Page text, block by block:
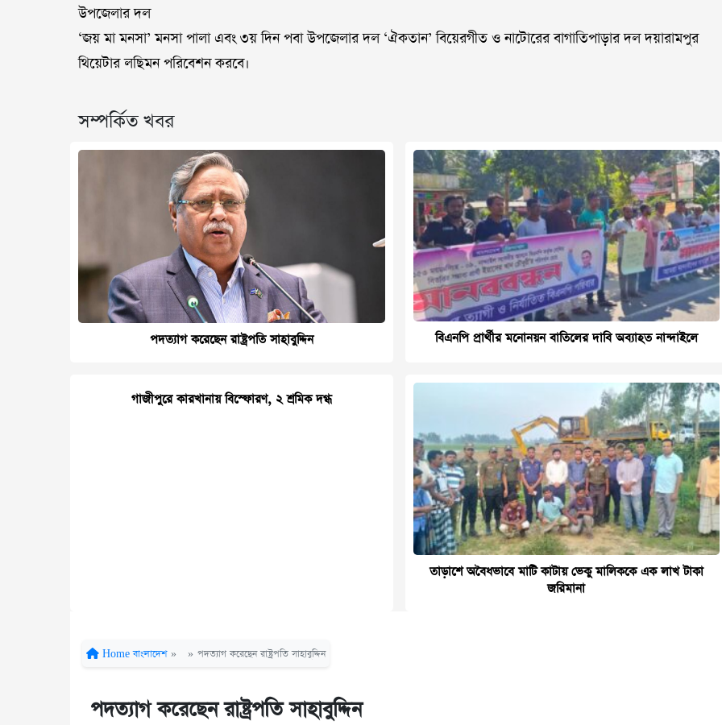
উপজেলার দল
‘জয় মা মনসা’ মনসা পালা এবং ৩য় দিন পবা উপজেলার দল ‘ঐকতান’ বিয়েরগীত ও নাটোরের বাগাতিপাড়ার দল দয়ারামপুর
থিয়েটার লছিমন পরিবেশন করবে।
সম্পর্কিত খবর
পদত্যাগ করেছেন রাষ্ট্রপতি সাহাবুদ্দিন বিএনপি প্রার্থীর মনোনয়ন বাতিলের দাবি অব্যাহত নান্দাইলে
গাজীপুরে কারখানায় বিস্ফোরণ, ২ শ্রমিক দগ্ধ
তাড়াশে অবৈধভাবে মাটি কাটায় ভেকু মালিককে এক লাখ টাকা
জরিমানা
Home বাংলাদেশ » » পদত্যাগ করেছেন রাষ্ট্রপতি সাহাবুদ্দিন
পদত্যাগ করেছেন রাষ্ট্রপতি সাহাবুদ্দিন